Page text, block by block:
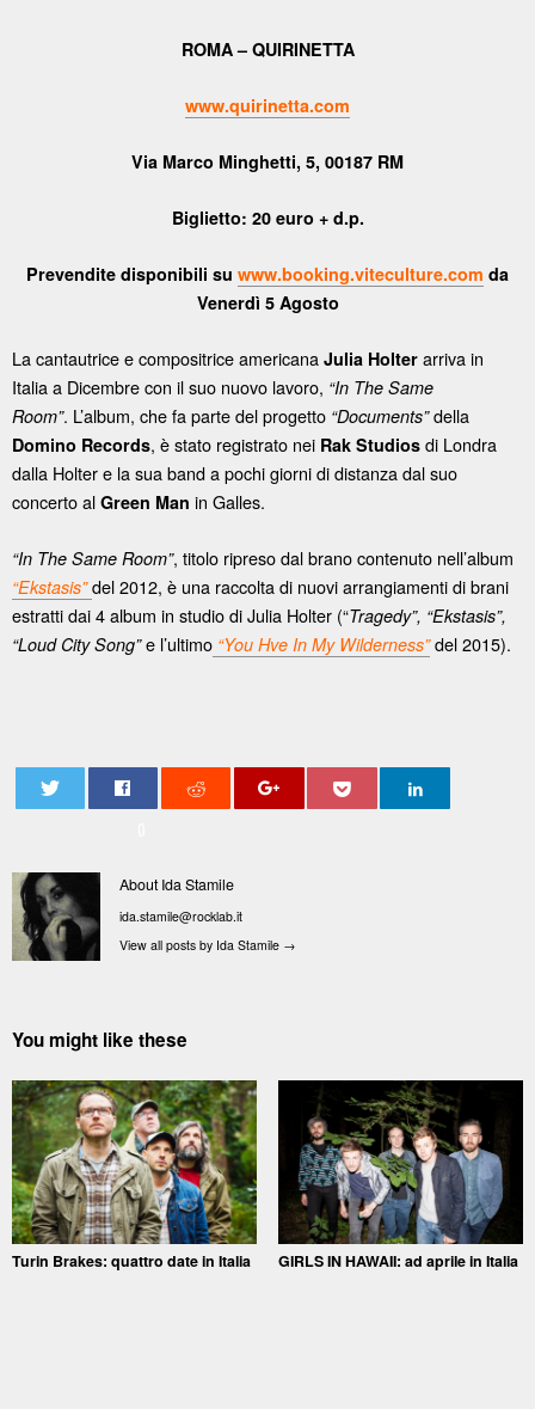
ROMA – QUIRINETTA
www.quirinetta.com
Via Marco Minghetti, 5, 00187 RM
Biglietto: 20 euro + d.p.
Prevendite disponibili su www.booking.viteculture.com da
Venerdì 5 Agosto
La cantautrice e compositrice americana Julia Holter arriva in
Italia a Dicembre con il suo nuovo lavoro, “In The Same
Room”. L’album, che fa parte del progetto “Documents”della
Domino Records, è stato registrato nei Rak Studios di Londra
dalla Holter e la sua band a pochi giorni di distanza dal suo
concerto al Green Man in Galles.
“In The Same Room”, titolo ripreso dal brano contenuto nell’album
“Ekstasis” del 2012, è una raccolta di nuovi arrangiamenti di brani
estratti dai 4 album in studio di Julia Holter (“Tragedy”, “Ekstasis”,
“Loud City Song”e l’ultimo “You Hve In My Wilderness”del 2015).
About Ida Stamile
ida.stamile@rocklab.it
View all posts by Ida Stamile →
You might like these
Turin Brakes: quattro date in Italia GIRLS IN HAWAII: ad aprile in Italia